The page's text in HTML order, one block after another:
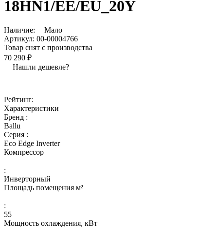
18HN1/EE/EU_20Y
Наличие:
Мало
Артикул: 00-00004766
Товар снят с производства
70 290 ₽
Нашли дешевле?
Рейтинг:
Характеристики
Бренд :
Ballu
Серия :
Eco Edge Inverter
Компрессор
:
Инверторный
Площадь помещения м²
:
55
Мощность охлаждения, кВт